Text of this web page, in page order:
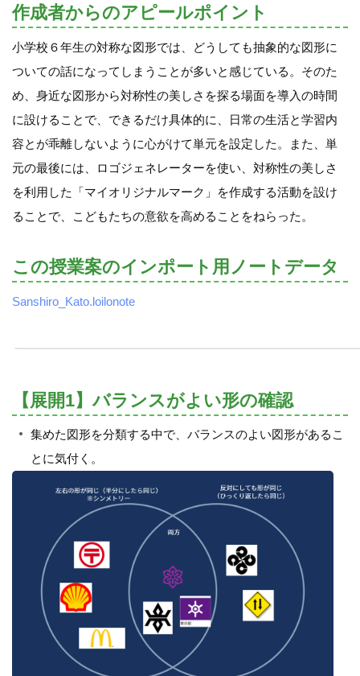
作成者からのアピールポイント
小学校６年生の対称な図形では、どうしても抽象的な図形に
ついての話になってしまうことが多いと感じている。そのた
め、身近な図形から対称性の美しさを探る場面を導入の時間
に設けることで、できるだけ具体的に、日常の生活と学習内
容とが乖離しないように心がけて単元を設定した。また、単
元の最後には、ロゴジェネレーターを使い、対称性の美しさ
を利用した「マイオリジナルマーク」を作成する活動を設け
ることで、こどもたちの意欲を高めることをねらった。
この授業案のインポート用ノートデータ
Sanshiro_Kato.loilonote
【展開1】バランスがよい形の確認
集めた図形を分類する中で、バランスのよい図形があるこ
とに気付く。